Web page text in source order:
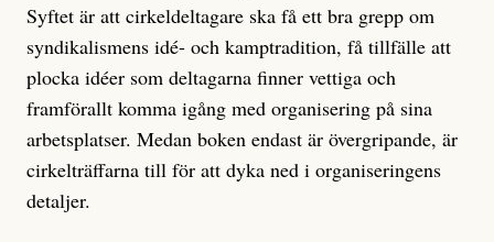
Syftet är att cirkeldeltagare ska få ett bra grepp om
syndikalismens idé- och kamptradition, få tillfälle att
plocka idéer som deltagarna finner vettiga och
framförallt komma igång med organisering på sina
arbetsplatser. Medan boken endast är övergripande, är
cirkelträffarna till för att dyka ned i organiseringens
detaljer.